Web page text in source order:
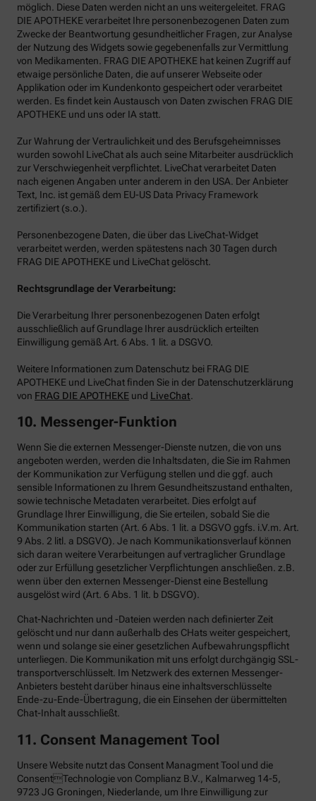
möglich. Diese Daten werden nicht an uns weitergeleitet. FRAG
DIE APOTHEKE verarbeitet Ihre personenbezogenen Daten zum
Zwecke der Beantwortung gesundheitlicher Fragen, zur Analyse
der Nutzung des Widgets sowie gegebenenfalls zur Vermittlung
von Medikamenten. FRAG DIE APOTHEKE hat keinen Zugriff auf
etwaige persönliche Daten, die auf unserer Webseite oder
Applikation oder im Kundenkonto gespeichert oder verarbeitet
werden. Es findet kein Austausch von Daten zwischen FRAG DIE
APOTHEKE und uns oder IA statt.
Zur Wahrung der Vertraulichkeit und des Berufsgeheimnisses
wurden sowohl LiveChat als auch seine Mitarbeiter ausdrücklich
zur Verschwiegenheit verpflichtet. LiveChat verarbeitet Daten
nach eigenen Angaben unter anderem in den USA. Der Anbieter
Text, Inc. ist gemäß dem EU-US Data Privacy Framework
zertifiziert (s.o.).
Personenbezogene Daten, die über das LiveChat-Widget
verarbeitet werden, werden spätestens nach 30 Tagen durch
FRAG DIE APOTHEKE und LiveChat gelöscht.
Rechtsgrundlage der Verarbeitung:
Die Verarbeitung Ihrer personenbezogenen Daten erfolgt
ausschließlich auf Grundlage Ihrer ausdrücklich erteilten
Einwilligung gemäß Art. 6 Abs. 1 lit. a DSGVO.
Weitere Informationen zum Datenschutz bei FRAG DIE
APOTHEKE und LiveChat finden Sie in der Datenschutzerklärung
von FRAG DIE APOTHEKE und LiveChat
10. Messenger-Funktion
Wenn Sie die externen Messenger-Dienste nutzen, die von uns
angeboten werden, werden die Inhaltsdaten, die Sie im Rahmen
der Kommunikation zur Verfügung stellen und die ggf. auch
sensible Informationen zu Ihrem Gesundheitszustand enthalten,
sowie technische Metadaten verarbeitet. Dies erfolgt auf
Grundlage Ihrer Einwilligung, die Sie erteilen, sobald Sie die
Kommunikation starten (Art. 6 Abs. 1 lit. a DSGVO ggfs. i.V.m. Art.
9 Abs. 2 litl. a DSGVO). Je nach Kommunikationsverlauf können
sich daran weitere Verarbeitungen auf vertraglicher Grundlage
oder zur Erfüllung gesetzlicher Verpflichtungen anschließen. z.B.
wenn über den externen Messenger-Dienst eine Bestellung
ausgelöst wird (Art. 6 Abs. 1 lit. b DSGVO).
Chat-Nachrichten und -Dateien werden nach definierter Zeit
gelöscht und nur dann außerhalb des CHats weiter gespeichert,
wenn und solange sie einer gesetzlichen Aufbewahrungspflicht
unterliegen. Die Kommunikation mit uns erfolgt durchgängig SSL-
transportverschlüsselt. Im Netzwerk des externen Messenger-
Anbieters besteht darüber hinaus eine inhaltsverschlüsselte
Ende-zu-Ende-Übertragung, die ein Einsehen der übermittelten
Chat-Inhalt ausschließt.
11. Consent Management Tool
Unsere Website nutzt das Consent Managment Tool und die
ConsentTechnologie von Complianz B.V., Kalmarweg 14-5,
9723 JG Groningen, Niederlande, um Ihre Einwilligung zur